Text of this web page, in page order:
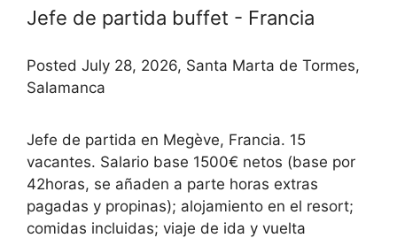
Jefe de partida buffet - Francia
Posted July 28, 2026, Santa Marta de Tormes,
Salamanca
Jefe de partida en Megève, Francia. 15
vacantes. Salario base 1500€ netos (base por
42horas, se añaden a parte horas extras
pagadas y propinas); alojamiento en el resort;
comidas incluidas; viaje de ida y vuelta